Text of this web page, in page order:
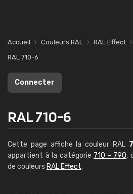
Accueil Couleurs RAL RAL Effect
RAL 710-6
Connecter
RAL 710-6
Cette page affiche la couleur RAL
appartient à la catégorie 710 - 790,
de couleurs RAL Effect.